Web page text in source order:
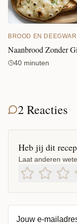
BROOD EN
Naanbrood Zonder
40 minuten
2 Reacties
Heb jij dit
Laat anderen
Jouw e-